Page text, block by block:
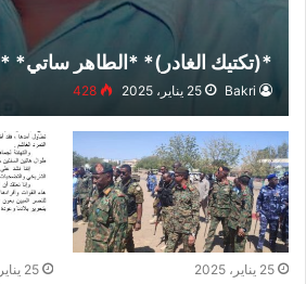
*(تكتيك الغادر)* *الطاهر ساتي* *٢٤ ابريل ٢٠٢٤*
Bakri 25 يناير، 2025 428
25 يناير، 2025 25 يناير، 2025